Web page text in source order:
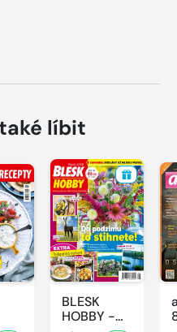
líbit
BLESK
HOBBY -